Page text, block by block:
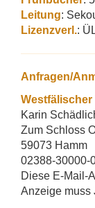
Leitung:
Lizenzverl.:
Anfragen/
Westfälischer
Karin
Zum Schloss
59073 Hamm
02388-30000-
Diese E-Mail-
Anzeige muss